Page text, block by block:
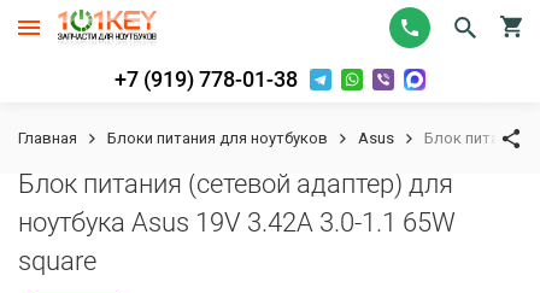
+7 (919) 778-01-38
Главная Блоки питания для ноутбуков Asus Блок питания
Блок питания (сетевой адаптер) для
ноутбука Asus 19V 3.42A 3.0-1.1 65W
square